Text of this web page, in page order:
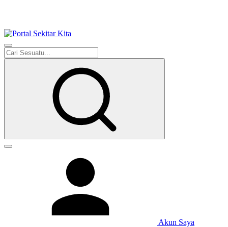
Akun Saya